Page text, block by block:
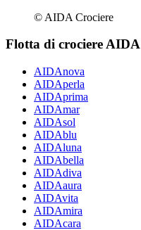
© AIDA Crociere
Flotta di crociere AIDA
AIDAnova
AIDAperla
AIDAprima
AIDAmar
AIDAsol
AIDAblu
AIDAluna
AIDAbella
AIDAdiva
AIDAaura
AIDAvita
AIDAmira
AIDAcara